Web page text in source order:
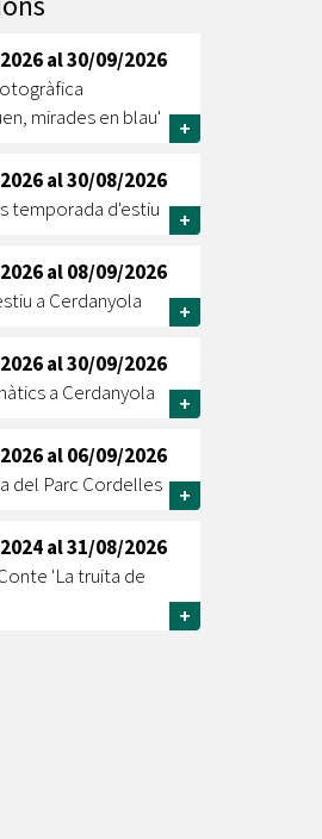
Comptes
i Tràmits
al30/09/2026
mirades en blau'
+
al30/08/2026
temporada d'estiu
+
al08/09/2026
a Cerdanyola
+
al30/09/2026
a Cerdanyola
+
al06/09/2026
del Parc Cordelles
+
al31/08/2026
'La truita de
+